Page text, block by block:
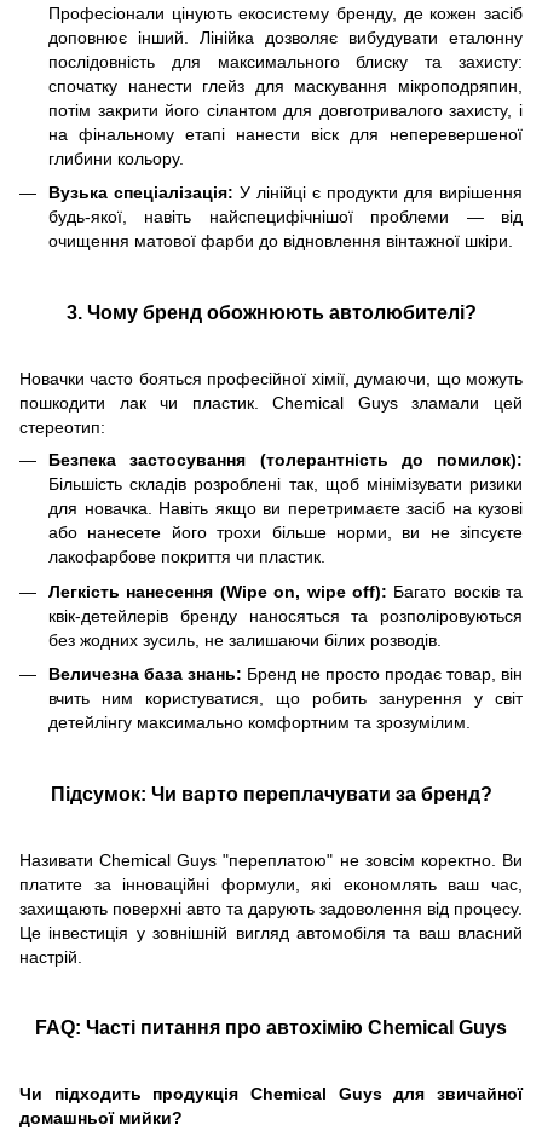
Професіонали цінують екосистему бренду, де кожен засіб
доповнює інший. Лінійка дозволяє вибудувати еталонну
послідовність для максимального блиску та захисту:
спочатку нанести глейз для маскування мікроподряпин,
потім закрити його сілантом для довготривалого захисту, і
на фінальному етапі нанести віск для неперевершеної
глибини кольору.
Вузька спеціалізація: У лінійці є продукти для вирішення
будь-якої, навіть найспецифічнішої проблеми — від
очищення матової фарби до відновлення вінтажної шкіри.
3. Чому бренд обожнюють автолюбителі?
Новачки часто бояться професійної хімії, думаючи, що можуть
пошкодити лак чи пластик. Chemical Guys зламали цей
стереотип:
Безпека застосування (толерантність до помилок):
Більшість складів розроблені так, щоб мінімізувати ризики
для новачка. Навіть якщо ви перетримаєте засіб на кузові
або нанесете його трохи більше норми, ви не зіпсуєте
лакофарбове покриття чи пластик.
Легкість нанесення (Wipe on, wipe off): Багато восків та
квік-детейлерів бренду наносяться та розполіровуються
без жодних зусиль, не залишаючи білих розводів.
Величезна база знань: Бренд не просто продає товар, він
вчить ним користуватися, що робить занурення у світ
детейлінгу максимально комфортним та зрозумілим.
Підсумок: Чи варто переплачувати за бренд?
Називати Chemical Guys "переплатою" не зовсім коректно. Ви
платите за інноваційні формули, які економлять ваш час,
захищають поверхні авто та дарують задоволення від процесу.
Це інвестиція у зовнішній вигляд автомобіля та ваш власний
настрій.
FAQ: Часті питання про автохімію Chemical Guys
Чи підходить продукція Chemical Guys для звичайної
домашньої мийки?